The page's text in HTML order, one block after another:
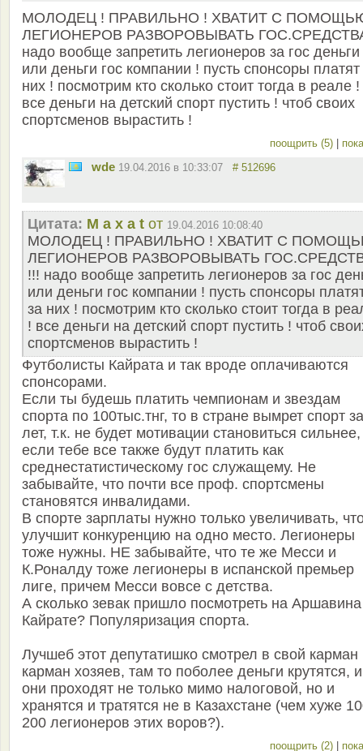
МОЛОДЕЦ ! ПРАВИЛЬНО ! ХВАТИТ С
ЛЕГИОНЕРОВ РАЗВОРОВЫВАТЬ
надо вообще запретить легионеров за гос деньги
или деньги гос компании ! пусть спонсоры платят
них ! посмотрим кто сколько стоит тогда в реале !
все деньги на детский спорт пустить ! чтоб своих
спортсменов вырастить !
поощрить (5)
wde 19.04.2016 в 10:33:07 # 512696
Цитата: M a x a t от 19.04.2016 10:08:40
МОЛОДЕЦ ! ПРАВИЛЬНО ! ХВАТИТ С
ЛЕГИОНЕРОВ РАЗВОРОВЫВАТЬ
!!! надо вообще запретить легионеров за гос
или деньги гос компании ! пусть спонсоры
за них ! посмотрим кто сколько стоит тогда в
! все деньги на детский спорт пустить ! чтоб
спортсменов вырастить !
Футболисты Кайрата и так вроде оплачиваются
спонсорами.
Если ты будешь платить чемпионам и звездам
спорта по 100тыс.тнг, то в стране вымрет спорт
лет, т.к. не будет мотивации становиться сильнее,
если тебе все также будут платить как
среднестатистическому гос служащему. Не
забывайте, что почти все проф. спортсмены
становятся инвалидами.
В спорте зарплаты нужно только увеличивать,
улучшит конкуренцию на одно место. Легионеры
тоже нужны. НЕ забывайте, что те же Месси и
К.Роналду тоже легионеры в испанской премьер
лиге, причем Месси вовсе с детства.
А сколько зевак пришло посмотреть на
Кайрате? Популяризация спорта.
Лучшеб этот депутатишко смотрел в свой карман
карман хозяев, там то поболее деньги крутятся, и
они проходят не только мимо налоговой, но и
хранятся и тратятся не в Казахстане (чем хуже
200 легионеров этих воров?).
поощрить (2)